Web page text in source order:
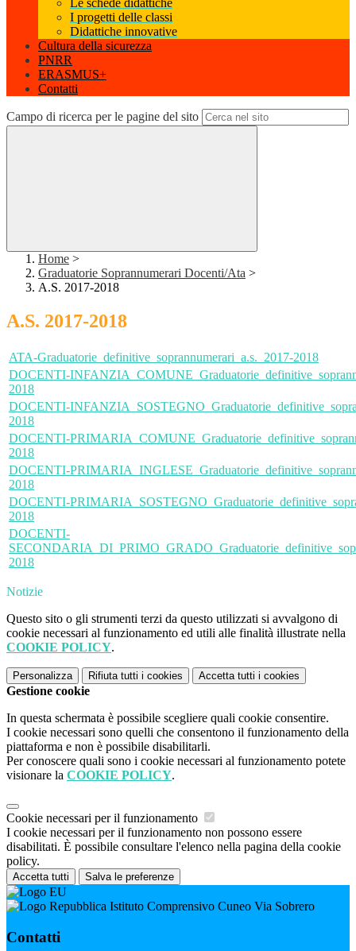
Le schede didattiche
I progetti delle classi
Didattiche innovative
Cultura della sicurezza
PNRR
ERASMUS+
Contatti
Campo di ricerca per le pagine del sito
Home >
Graduatorie Soprannumerari Docenti/Ata >
A.S. 2017-2018
A.S. 2017-2018
ATA-Graduatorie_definitive_soprannumerari_a.s._2017-2018
DOCENTI-
2018
DOCENTI-
2018
DOCENTI-
2018
DOCENTI-
2018
DOCENTI-
2018
DOCENTI-
2018
Notizie
Questo sito o gli strumenti terzi da questo utilizzati si avvalgono di
cookie necessari al funzionamento ed utili alle finalità illustrate nella
COOKIE POLICY.
Personalizza Rifiuta tutti i cookies Accetta tutti i cookies
Gestione cookie
In questa schermata è possibile scegliere quali cookie consentire.
I cookie necessari sono quelli che consentono il funzionamento della
piattaforma e non è possibile disabilitarli.
Per conoscere quali sono i cookie necessari al funzionamento potete
visionare la COOKIE POLICY.
Cookie necessari per il funzionamento
I cookie necessari per il funzionamento non possono essere
disabilitati. È possibile consultare l'elenco nella pagina della cookie
policy.
Accetta tutti Salva le preferenze
Istituto Comprensivo Cuneo Via Sobrero
Contatti